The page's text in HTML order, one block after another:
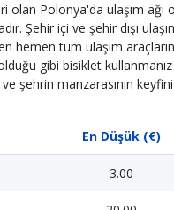
olan Polonya'da ulaşım
Şehir içi ve şehir dışı
hemen tüm ulaşım
gibi bisiklet
şehrin manzarasının
En Düşük (€)
3.00